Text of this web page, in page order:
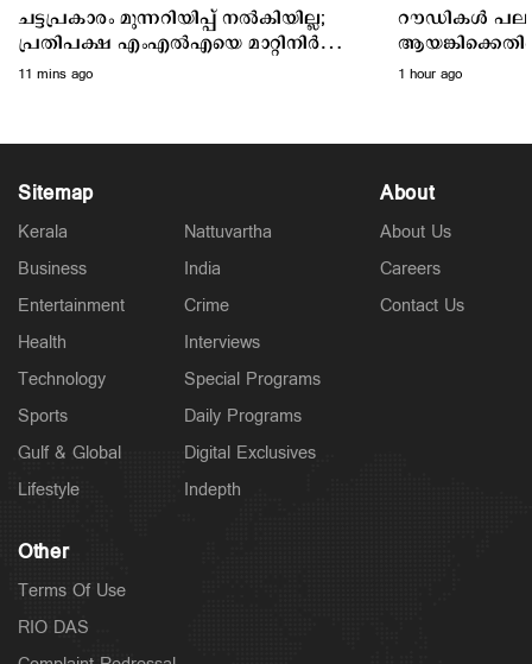
ഡ്രൈവറെ രണ്ടുദിവസം തുടര്‍ച്ചയായി രാത്രി
ഡ്യൂട്ടിയ്ക്ക് നിയോഗിച്ചു; ഗുരുതര ചട്ടലംഘനം
ചട്ടപ്രകാരം മുന്നറിയിപ്പ് നല്‍കിയില്ല;
പ്രതിപക്ഷ എംഎല്‍എയെ മാറ്റിനിര്‍ത്തി;
സര്‍ക്കാരിനെതിരെ പിണറായി
11 mins ago
റൗഡികള്‍
ഉപയോഗിക്കാന്‍
1 hour ago
Sitemap
Kerala
Business
Entertainment
Health
Technology
Sports
Gulf & Global
Lifestyle
Nattuvartha
India
Crime
Interviews
Special Programs
Daily Programs
Digital Exclusives
Indepth
About
About Us
Careers
Contact Us
Other
Terms Of Use
RIO DAS